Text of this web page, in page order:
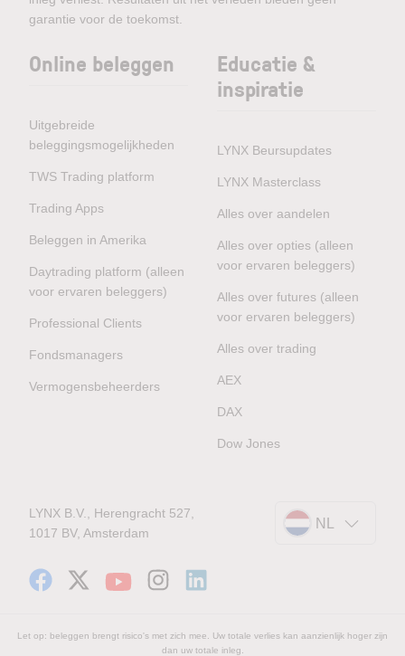
garantie voor de toekomst.
Online beleggen
Uitgebreide
beleggingsmogelijkheden
TWS Trading platform
Trading Apps
Beleggen in Amerika
Daytrading platform (alleen
voor ervaren beleggers)
Professional Clients
Fondsmanagers
Vermogensbeheerders
Educatie &
inspiratie
LYNX Beursupdates
LYNX Masterclass
Alles over aandelen
Alles over opties (alleen
voor ervaren beleggers)
Alles over futures (alleen
voor ervaren beleggers)
Alles over trading
AEX
DAX
Dow Jones
LYNX B.V., Herengracht 527,
1017 BV, Amsterdam
NL
Let op: beleggen brengt risico's met zich mee. Uw totale verlies kan aanzienlijk hoger zijn
dan uw totale inleg.